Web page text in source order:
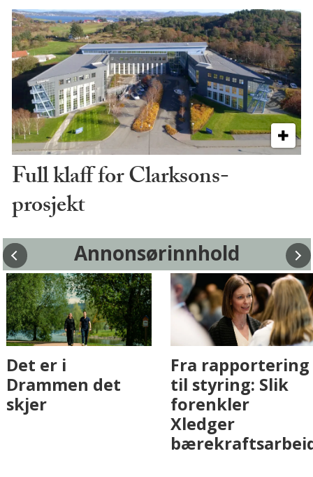
Full klaff for Clarksons-
prosjekt
Annonsørinnhold
Fenistra endrer
eiendomsbransjen
med AI. Slik ser vi
Det er i
Drammen det
skjer